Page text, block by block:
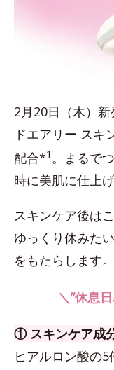
2月20日（木）
ドエアリー スキ
配合*1 。まるで
時に美肌に仕上
スキンケア後は
ゆっくり休みた
をもたらします。
＼”休息
① スキンケア成
ヒアルロン酸の